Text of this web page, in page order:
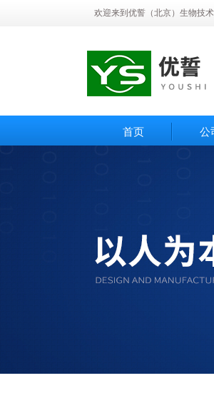
欢迎来到优誓（北京）生物技
首页 公